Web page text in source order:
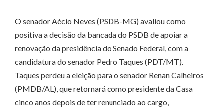
O senador Aécio Neves (PSDB-MG) avaliou como
positiva a decisão da bancada do PSDB de apoiar a
renovação da presidência do Senado Federal, com a
candidatura do senador Pedro Taques (PDT/MT).
Taques perdeu a eleição para o senador Renan Calheiros
(PMDB/AL), que retornará como presidente da Casa
cinco anos depois de ter renunciado ao cargo,